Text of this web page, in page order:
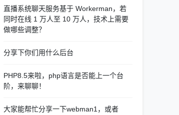
直播系统聊天服务基于 Workerman，若
同时在线 1 万人至 10 万人，技术上需要
做哪些调整？
分享下你们用什么后台
PHP8.5来啦，php语言是否能上一个台
阶，来聊聊！
大家能帮忙分享一下webman1，或者